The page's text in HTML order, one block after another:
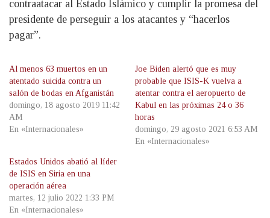
contraatacar al Estado Islámico y cumplir la promesa del
presidente de perseguir a los atacantes y “hacerlos
pagar”.
Al menos 63 muertos en un
atentado suicida contra un
salón de bodas en Afganistán
domingo, 18 agosto 2019 11:42
AM
En «Internacionales»
Joe Biden alertó que es muy
probable que ISIS-K vuelva a
atentar contra el aeropuerto de
Kabul en las próximas 24 o 36
horas
domingo, 29 agosto 2021 6:53 AM
En «Internacionales»
Estados Unidos abatió al líder
de ISIS en Siria en una
operación aérea
martes, 12 julio 2022 1:33 PM
En «Internacionales»